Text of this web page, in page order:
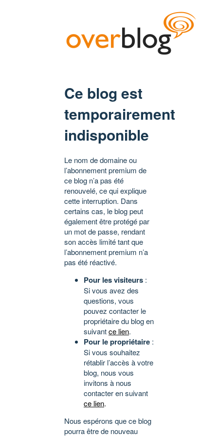
Ce blog est
temporairement
indisponible
Le nom de domaine ou
l’abonnement premium de
ce blog n’a pas été
renouvelé, ce qui explique
cette interruption. Dans
certains cas, le blog peut
également être protégé par
un mot de passe, rendant
son accès limité tant que
l’abonnement premium n’a
pas été réactivé.
Pour les visiteurs :
Si vous avez des
questions, vous
pouvez contacter le
propriétaire du blog en
suivantce lien.
Pour le propriétaire :
Si vous souhaitez
rétablir l’accès à votre
blog, nous vous
invitons à nous
contacter en suivant
ce lien.
Nous espérons que ce blog
pourra être de nouveau